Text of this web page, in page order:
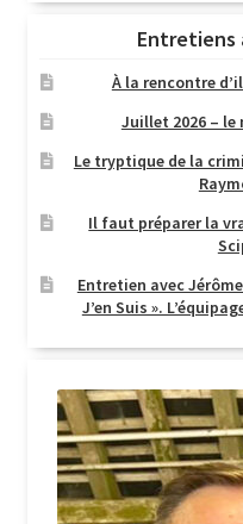
Entretiens
À la rencontre
Juillet 2026 – le
Le tryptique de la
Il faut préparer la
Entretien avec
J’en Suis ».